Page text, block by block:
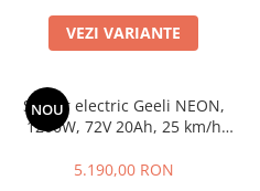
45 km/h
50 km/h
Harley
⬇ MARCI
VEZI VARIANTE
NOU
Scuter electric Geeli NEON,
1200W, 72V 20Ah, 25 km/h
autonomie până la 58 km, CIV
5.190,00 RON